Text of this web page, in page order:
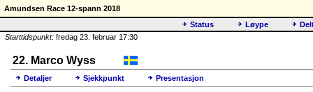
Amundsen Race 12-spann 2018
Status
Løype
Starttidspunkt: fredag 23. februar 17:30
22. Marco Wyss
Detaljer Sjekkpunkt Presentasjon